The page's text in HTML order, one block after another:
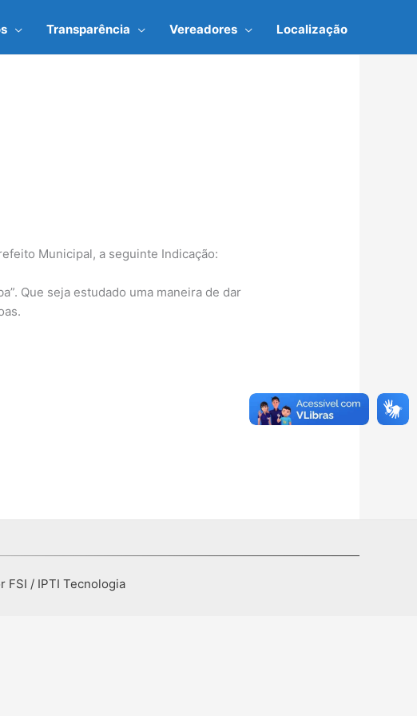
Transparência Vereadores Localização
Municipal, a seguinte Indicação:
Que seja estudado uma maneira de dar
FSI / IPTI Tecnologia